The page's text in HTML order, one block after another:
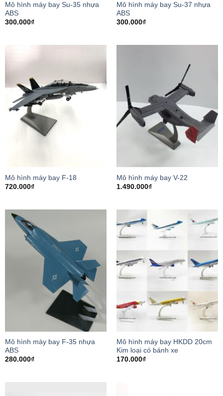
Mô hình máy bay Su-35 nhựa
ABS
300.000₫
Mô hình máy bay Su-37 nhựa
ABS
300.000₫
Mô hình máy bay F-18
720.000₫
Mô hình máy bay V-22
1.490.000₫
Mô hình máy bay F-35 nhựa
ABS
280.000₫
Mô hình máy bay HKDD 20cm
Kim loại có bánh xe
170.000₫